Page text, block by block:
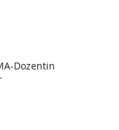
Dozentin